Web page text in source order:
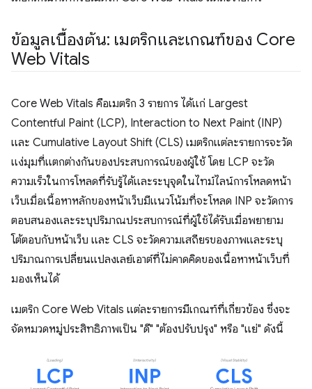
ข้อมูลเบื้องต้น: เมตริกและเกณฑ์ของ Core
Web Vitals
Core Web Vitals คือเมตริก 3 รายการ ได้แก่ Largest
Contentful Paint (LCP), Interaction to Next Paint (INP)
และ Cumulative Layout Shift (CLS) เมตริกแต่ละรายการจะวัด
แง่มุมที่แตกต่างกันของประสบการณ์ของผู้ใช้ โดย LCP จะวัด
ความเร็วในการโหลดที่รับรู้ได้และระบุจุดในไทม์ไลน์การโหลดหน้า
เว็บเมื่อเนื้อหาหลักของหน้าเว็บมีแนวโน้มที่จะโหลด INP จะวัดการ
ตอบสนองและระบุปริมาณประสบการณ์ที่ผู้ใช้ได้รับเมื่อพยายาม
โต้ตอบกับหน้าเว็บ และ CLS จะวัดความเสถียรของภาพและระบุ
ปริมาณการเปลี่ยนแปลงเลย์เอาต์ที่ไม่คาดคิดของเนื้อหาหน้าเว็บที่
มองเห็นได้
เมตริก Core Web Vitals แต่ละรายการมีเกณฑ์ที่เกี่ยวข้อง ซึ่งจะ
จัดหมวดหมู่ประสิทธิภาพเป็น "ดี" "ต้องปรับปรุง" หรือ "แย่" ดังนี้